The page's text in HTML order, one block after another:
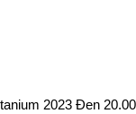
2023 Đen